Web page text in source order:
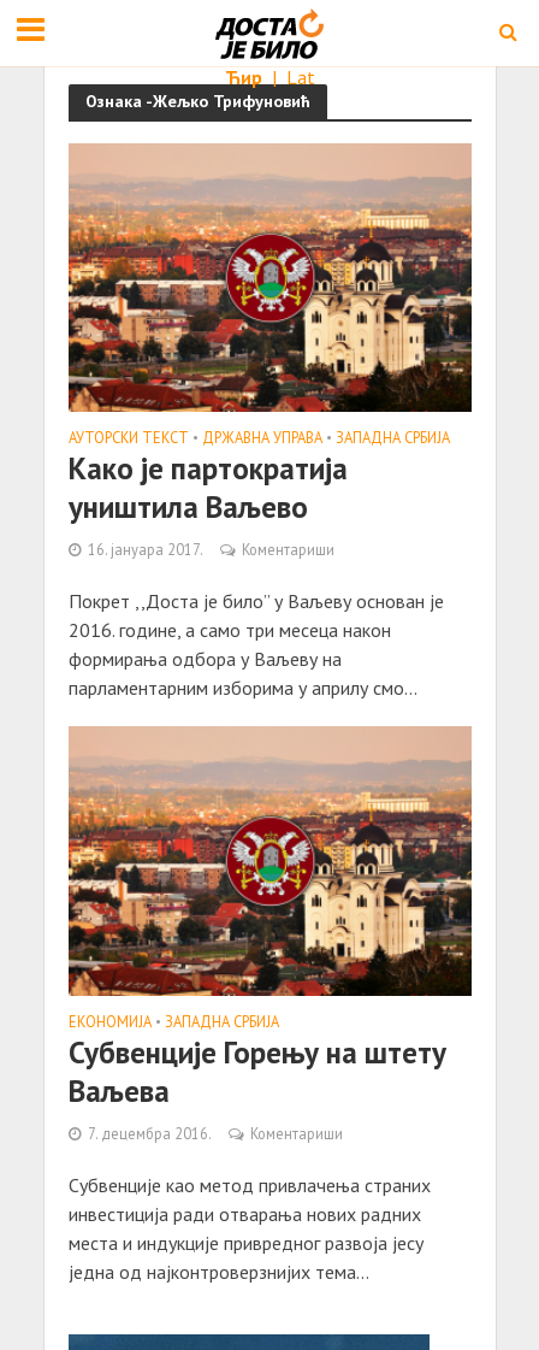
Ћир | Lat
Ознака -Жељко Трифуновић
АУТОРСКИ ТЕКСТ • ДРЖАВНА УПРАВА • ЗАПАДНА СРБИЈА
Како је партократија
уништила Ваљево
16. јануара 2017. Коментариши
Покрет ,,Доста је било” у Ваљеву основан је
2016. године, а само три месеца након
формирања одбора у Ваљеву на
парламентарним изборима у априлу смо...
ЕКОНОМИЈА • ЗАПАДНА СРБИЈА
Субвенције Горењу на штету
Ваљева
7. децембра 2016. Коментариши
Субвенције као метод привлачења страних
инвестиција ради отварања нових радних
места и индукције привредног развоја јесу
једна од најконтроверзнијих тема...